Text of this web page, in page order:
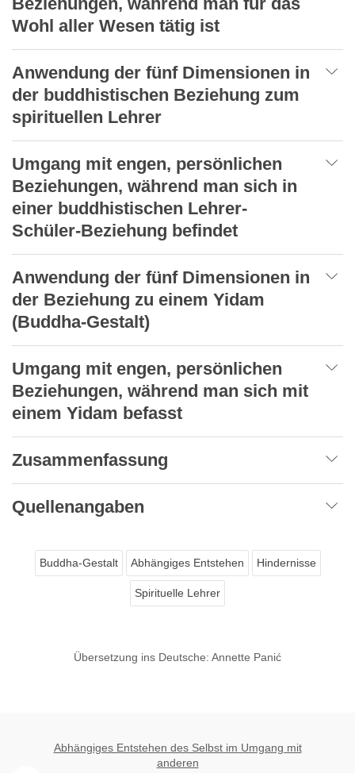
Wohl aller Wesen tätig ist
Anwendung der fünf Dimensionen in
der buddhistischen Beziehung zum
spirituellen Lehrer
Umgang mit engen, persönlichen
Beziehungen, während man sich in
einer buddhistischen Lehrer-
Schüler-Beziehung befindet
Anwendung der fünf Dimensionen in
der Beziehung zu einem Yidam
(Buddha-Gestalt)
Umgang mit engen, persönlichen
Beziehungen, während man sich mit
einem Yidam befasst
Zusammenfassung
Quellenangaben
Buddha-Gestalt Abhängiges Entstehen Hindernisse
Spirituelle Lehrer
Übersetzung ins Deutsche: Annette Panić
Abhängiges Entstehen des Selbst im Umgang mit
anderen